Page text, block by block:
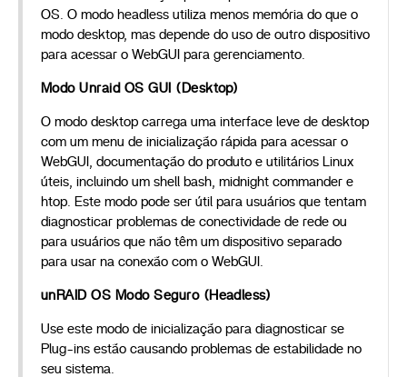
OS. O modo headless utiliza menos memória do que o
modo desktop, mas depende do uso de outro dispositivo
para acessar o WebGUI para gerenciamento.
Modo Unraid OS GUI (Desktop)
O modo desktop carrega uma interface leve de desktop
com um menu de inicialização rápida para acessar o
WebGUI, documentação do produto e utilitários Linux
úteis, incluindo um shell bash, midnight commander e
htop. Este modo pode ser útil para usuários que tentam
diagnosticar problemas de conectividade de rede ou
para usuários que não têm um dispositivo separado
para usar na conexão com o WebGUI.
unRAID OS Modo Seguro (Headless)
Use este modo de inicialização para diagnosticar se
Plug-ins estão causando problemas de estabilidade no
seu sistema.